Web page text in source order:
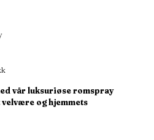
vår luksuriøse romspray
og hjemmets